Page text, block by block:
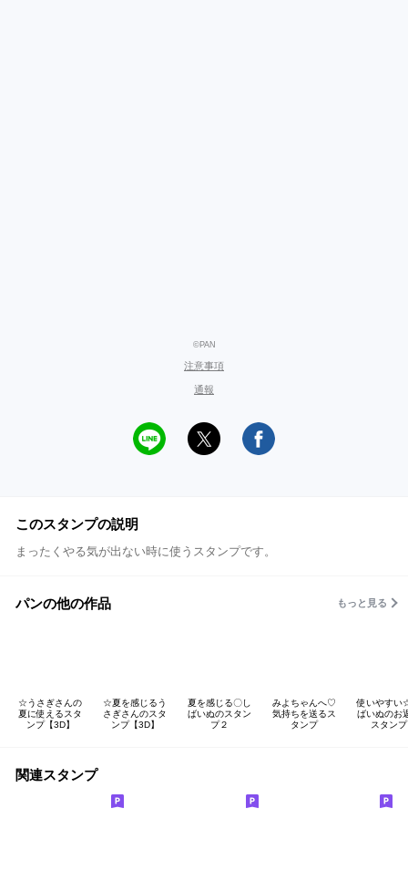
©PAN
注意事項
通報
このスタンプの説明
まったくやる気が出ない時に使うスタンプです。
パンの他の作品 もっと見る
☆うさぎさんの
夏に使えるスタ
ンプ【3D】
☆夏を感じるう
さぎさんのスタ
ンプ【3D】
夏を感じる〇し
ばいぬのスタン
プ２
みよちゃんへ♡
気持ちを送るス
タンプ
使いやすい
ばいぬのお
スタンプ
関連スタンプ